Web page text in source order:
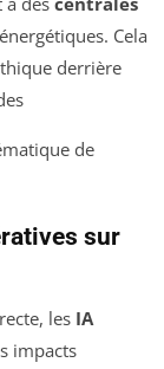
Cela
derrière
de
sur
les IA
impacts